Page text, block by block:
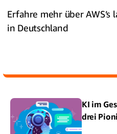
Erfahre mehr über
in Deutschland
KI im
drei